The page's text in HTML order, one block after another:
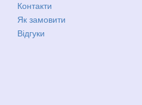
Контакти
Як замовити
Відгуки